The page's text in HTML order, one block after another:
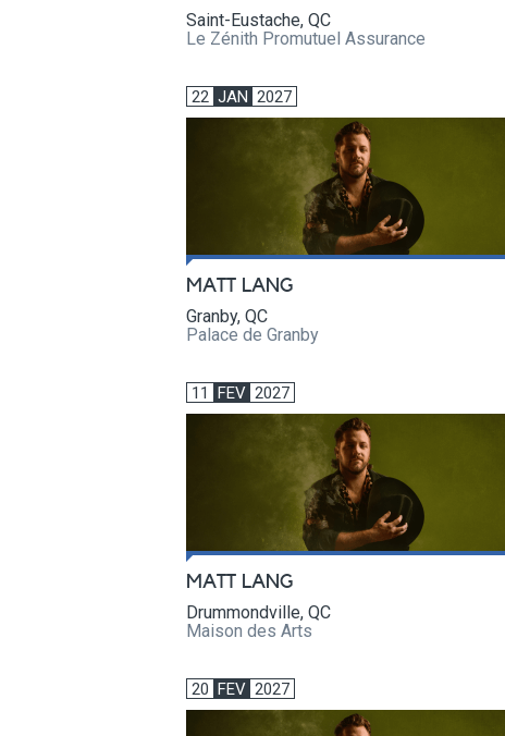
Saint-Eustache, QC
Le Zénith Promutuel Assurance
22 JAN 2027
MATT LANG
Granby, QC
Palace de Granby
11 FEV 2027
MATT LANG
Drummondville, QC
Maison des Arts
20 FEV 2027